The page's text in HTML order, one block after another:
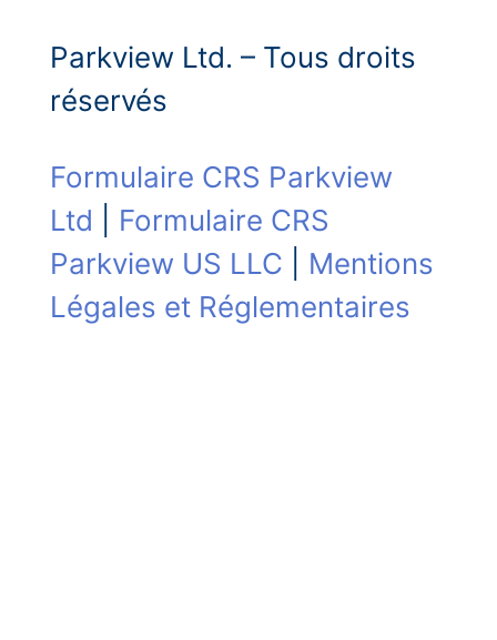
Parkview Ltd. – Tous droits
réservés
Formulaire CRS Parkview
Ltd
Formulaire CRS
Parkview US LLC
Mentions
Légales et Réglementaires